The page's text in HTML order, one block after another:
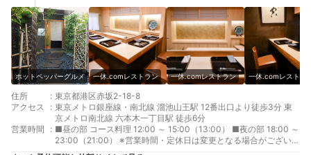
ホットペッパーグルメ 一休.comレストラン 一休.comレストラン 一休.comレストラ
住所 : 東京都港区赤坂2-18-8
アクセス
: 東京メトロ銀座線・南北線 溜池山王駅 12番出口より徒歩3分 東
京メトロ南北線 六本木一丁目駅 徒歩6分
営業時間
: ■昼の部 コース料理 12:00 ～ 15:00（13:00） ■夜の部 18:00 ～
23:00（21:00） ※営業時間・定休日は変更となる場合がございま
すので、ご来店前に店舗にご確認ください。